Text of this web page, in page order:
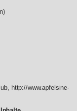
, http://www.apfelsine-